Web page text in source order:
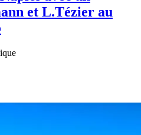
et L.Tézier au